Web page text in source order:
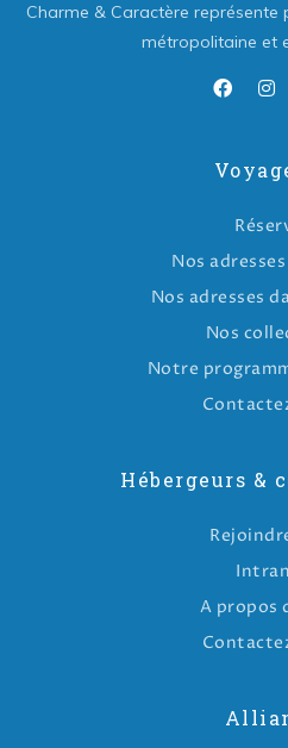
Charme & Caractère représente
métropolitaine et
Nos
Nos adresses
Nos
Notre
Hébergeurs &
A propos